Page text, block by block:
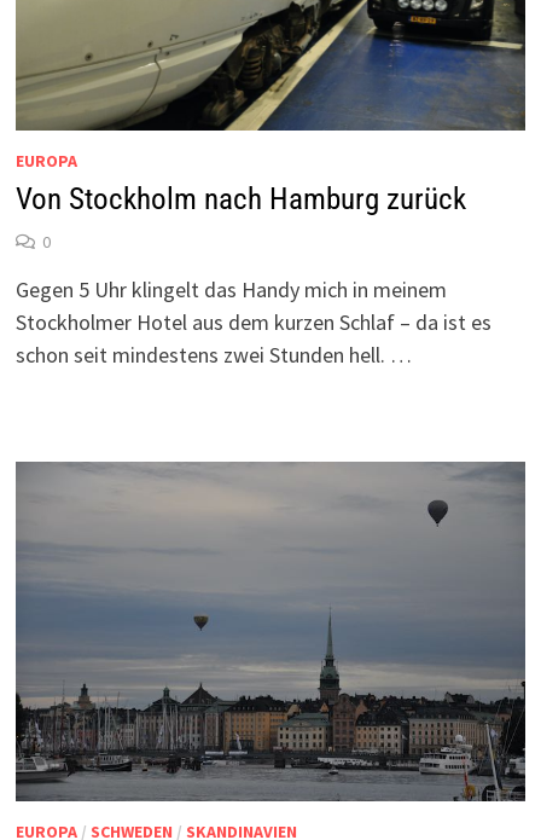
EUROPA
Von Stockholm nach Hamburg zurück
0
Gegen 5 Uhr klingelt das Handy mich in meinem
Stockholmer Hotel aus dem kurzen Schlaf – da ist es
schon seit mindestens zwei Stunden hell. …
EUROPA/ SCHWEDEN / SKANDINAVIEN